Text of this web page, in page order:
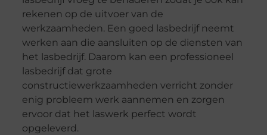
rekenen op de uitvoer van de
werkzaamheden. Een goed lasbedrijf neemt
werken aan die aansluiten op de diensten van
het lasbedrijf. Daarom kan een professioneel
lasbedrijf dat grote
constructiewerkzaamheden verricht zonder
enig probleem werk aannemen en zorgen
ervoor dat het laswerk perfect wordt
opgeleverd.